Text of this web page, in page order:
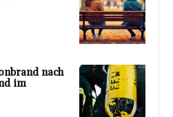
nach
im